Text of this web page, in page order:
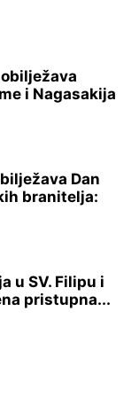
i Nagasakija
Dan
branitelja:
u SV. Filipu i
pristupna...